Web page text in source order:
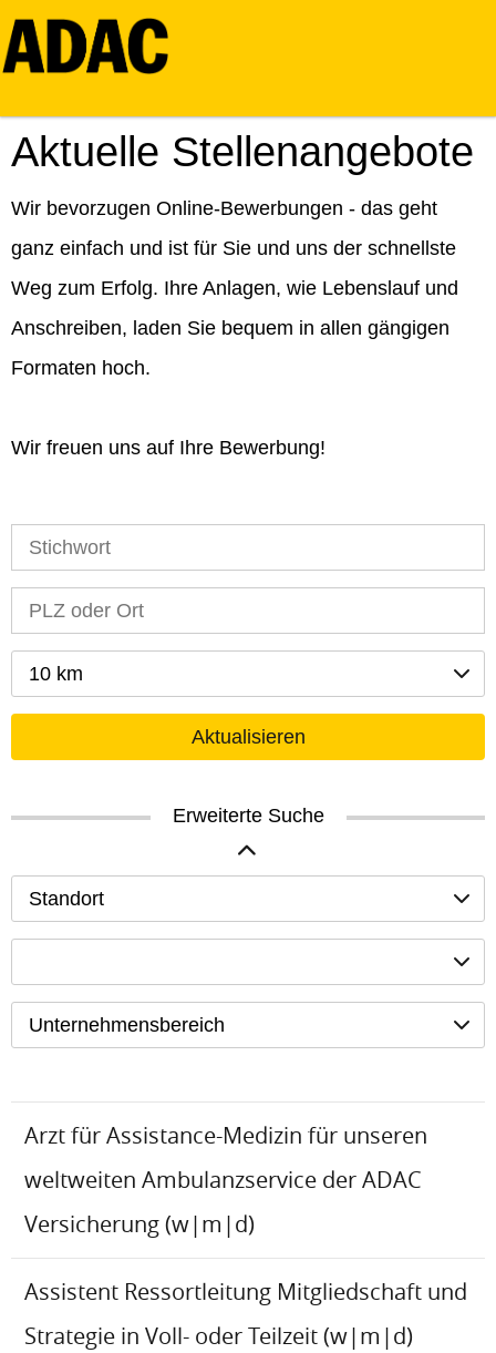
Aktuelle Stellenangebote
Wir bevorzugen Online-Bewerbungen - das geht
ganz einfach und ist für Sie und uns der schnellste
Weg zum Erfolg. Ihre Anlagen, wie Lebenslauf und
Anschreiben, laden Sie bequem in allen gängigen
Formaten hoch.
Wir freuen uns auf Ihre Bewerbung!
10 km
Aktualisieren
Erweiterte Suche
Standort
Unternehmensbereich
Arzt für Assistance-Medizin für unseren
weltweiten Ambulanzservice der ADAC
Versicherung (w|m|d)
Assistent Ressortleitung Mitgliedschaft und
Strategie in Voll- oder Teilzeit (w|m|d)